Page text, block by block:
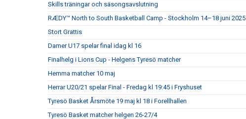
Skills träningar och säsongsavslutning
RÆDY™ North to South Basketball Camp - Stockholm 14–18 juni 2025
Stort Grattis
Damer U17 spelar final idag kl 16
Finalhelg i Lions Cup - Helgens Tyresö matcher
Hemma matcher 10 maj
Herrar U20/21 spelar Final - Fredag kl 19:45 i Fryshuset
Tyresö Basket Årsmöte 19 maj kl 18 i Forellhallen
Tyresö Basket matcher helgen 26-27/4